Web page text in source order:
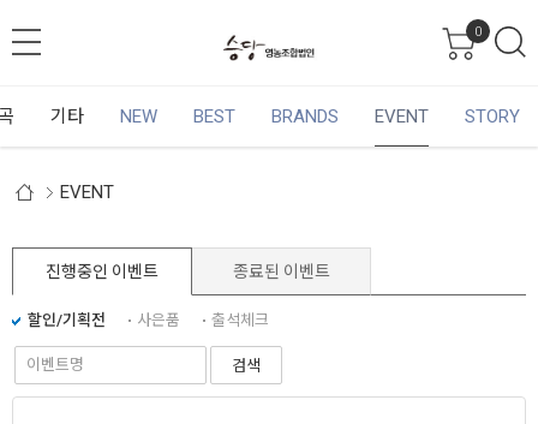
0
기타 NEW BEST BRANDS EVENT STORY
EVENT
진행중인 이벤트 종료된 이벤트
할인/기획전 사은품 출석체크
검색